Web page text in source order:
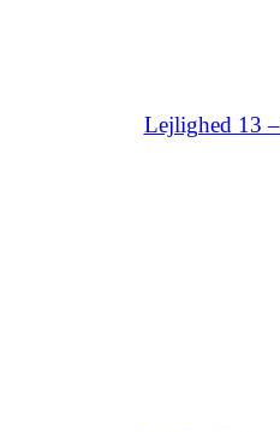
Lejlighed 13